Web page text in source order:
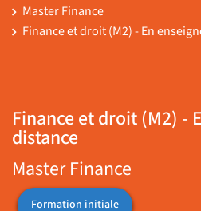
Master Finance
Finance et droit (M2) - En
Finance et droit (M2) -
distance
Master Finance
Formation initiale